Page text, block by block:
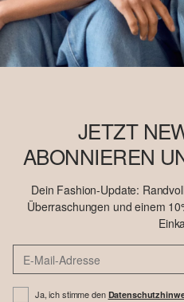
JETZT
ABONNIEREN
Dein Fashion-Update:
Überraschungen und einem
Ja, ich stimme den